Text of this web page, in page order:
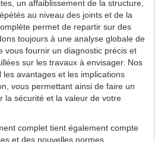
un affaiblissement de la structure,
au niveau des joints et de la
permet de repartir sur des
toujours à une analyse globale de
vous fournir un diagnostic précis et
sur les travaux à envisager. Nos
avantages et les implications
vous permettant ainsi de faire un
la sécurité et la valeur de votre
complet tient également compte
et des nouvelles normes